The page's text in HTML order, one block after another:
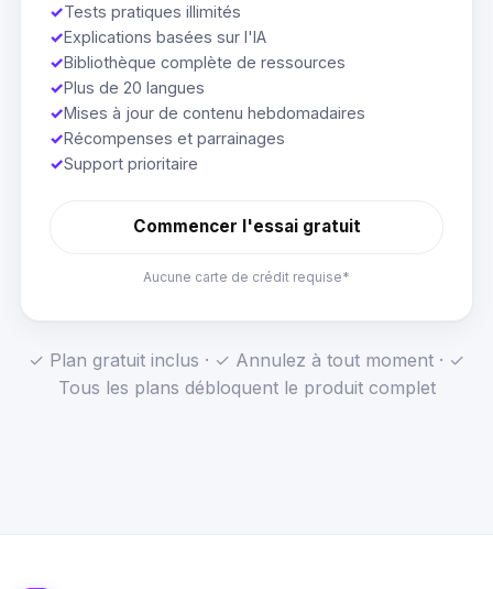
✓Tests pratiques illimités
✓Explications basées sur l'IA
✓Bibliothèque complète de ressources
✓Plus de 20 langues
✓Mises à jour de contenu hebdomadaires
✓Récompenses et parrainages
✓Support prioritaire
Commencer l'essai gratuit
Aucune carte de crédit requise*
✓ Plan gratuit inclus · ✓ Annulez à tout moment · ✓
Tous les plans débloquent le produit complet